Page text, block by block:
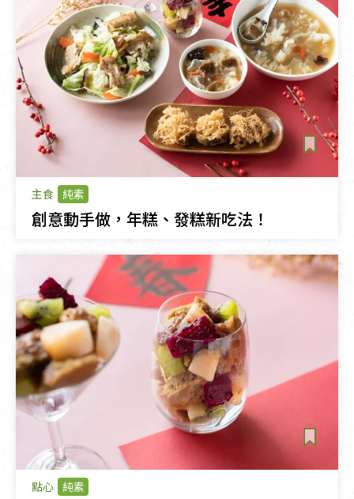
主食 純素
創意動手做，年糕、發糕新吃法！
點心 純素